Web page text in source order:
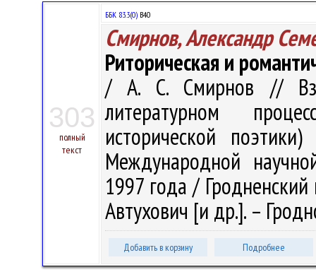
303
полный
текст
ББК 83.3(0) В40
Смирнов, Александр
Риторическая и
/ А. С. Смирнов //
литературном
исторической
Международной
1997 года /
Автухович [и др.]. –
Добавить в корзину Подробнее